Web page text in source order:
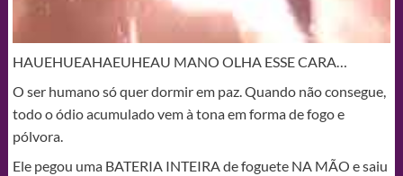
HAUEHUEAHAEUHEAU MANO OLHA ESSE CARA…
O ser humano só quer dormir em paz. Quando não consegue,
todo o ódio acumulado vem à tona em forma de fogo e
pólvora.
Ele pegou uma BATERIA INTEIRA de foguete NA MÃO e saiu